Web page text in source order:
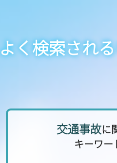
よく検索され
交通事故に
キーワー